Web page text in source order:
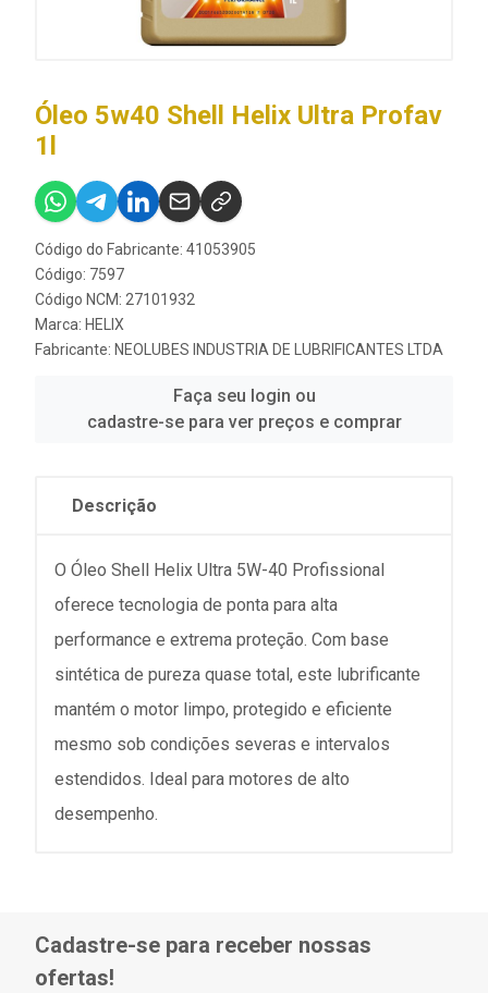
Óleo 5w40 Shell Helix Ultra Profav
1l
Código do Fabricante: 41053905
Código: 7597
Código NCM: 27101932
Marca: HELIX
Fabricante: NEOLUBES INDUSTRIA DE LUBRIFICANTES LTDA
Faça seu login ou
cadastre-se para ver preços e comprar
Descrição
O Óleo Shell Helix Ultra 5W-40 Profissional
oferece tecnologia de ponta para alta
performance e extrema proteção. Com base
sintética de pureza quase total, este lubrificante
mantém o motor limpo, protegido e eficiente
mesmo sob condições severas e intervalos
estendidos. Ideal para motores de alto
desempenho.
Cadastre-se para receber nossas
ofertas!